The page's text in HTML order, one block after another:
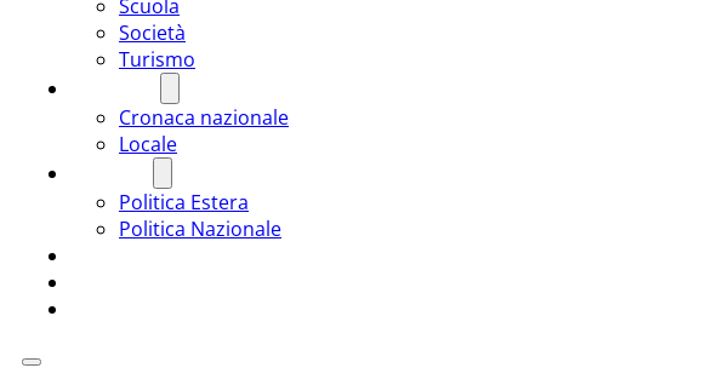
Scuola
Società
Turismo
Cronaca nazionale
Locale
Politica Estera
Politica Nazionale